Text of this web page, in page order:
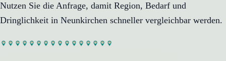
Nutzen Sie die Anfrage, damit Region, Bedarf und
Dringlichkeit in Neunkirchen schneller vergleichbar werden.